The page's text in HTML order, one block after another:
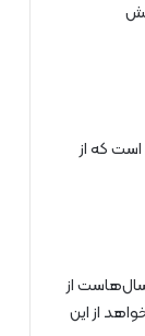
که از
از
از این